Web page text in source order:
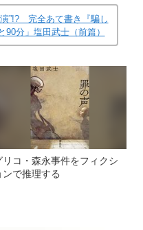
”!? 完全あて書き『騙し
分」塩田武士（前篇）
リコ・森永事件をフィクシ
ンで推理する